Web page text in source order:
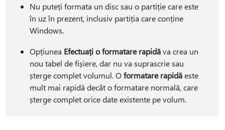
Nu puteți formata un disc sau o partiție care este
în uz în prezent, inclusiv partiția care conține
Windows.
Opțiunea Efectuați o formatare rapidăva crea un
nou tabel de fișiere, dar nu va suprascrie sau
șterge complet volumul. Oformatare rapidăeste
mult mai rapidă decât o formatare normală, care
șterge complet orice date existente pe volum.